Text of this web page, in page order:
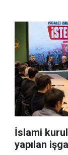
İslami
yapılan